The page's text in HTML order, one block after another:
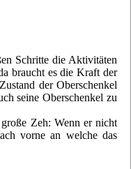
Schritte die Aktivitäten
braucht es die Kraft der
der Oberschenkel
seine Oberschenkel zu
Zeh: Wenn er nicht
vorne an welche das